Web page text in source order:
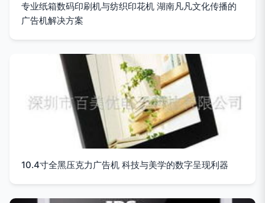
专业纸箱数码印刷机与纺织印花机 湖南凡凡文化传播的
广告机解决方案
10.4寸全黑压克力广告机 科技与美学的数字呈现利器